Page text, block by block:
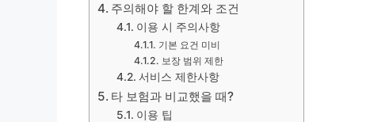
주의해야 할 한계와 조건
이용 시 주의사항
기본 요건 미비
보장 범위 제한
서비스 제한사항
타 보험과 비교했을 때?
이용 팁